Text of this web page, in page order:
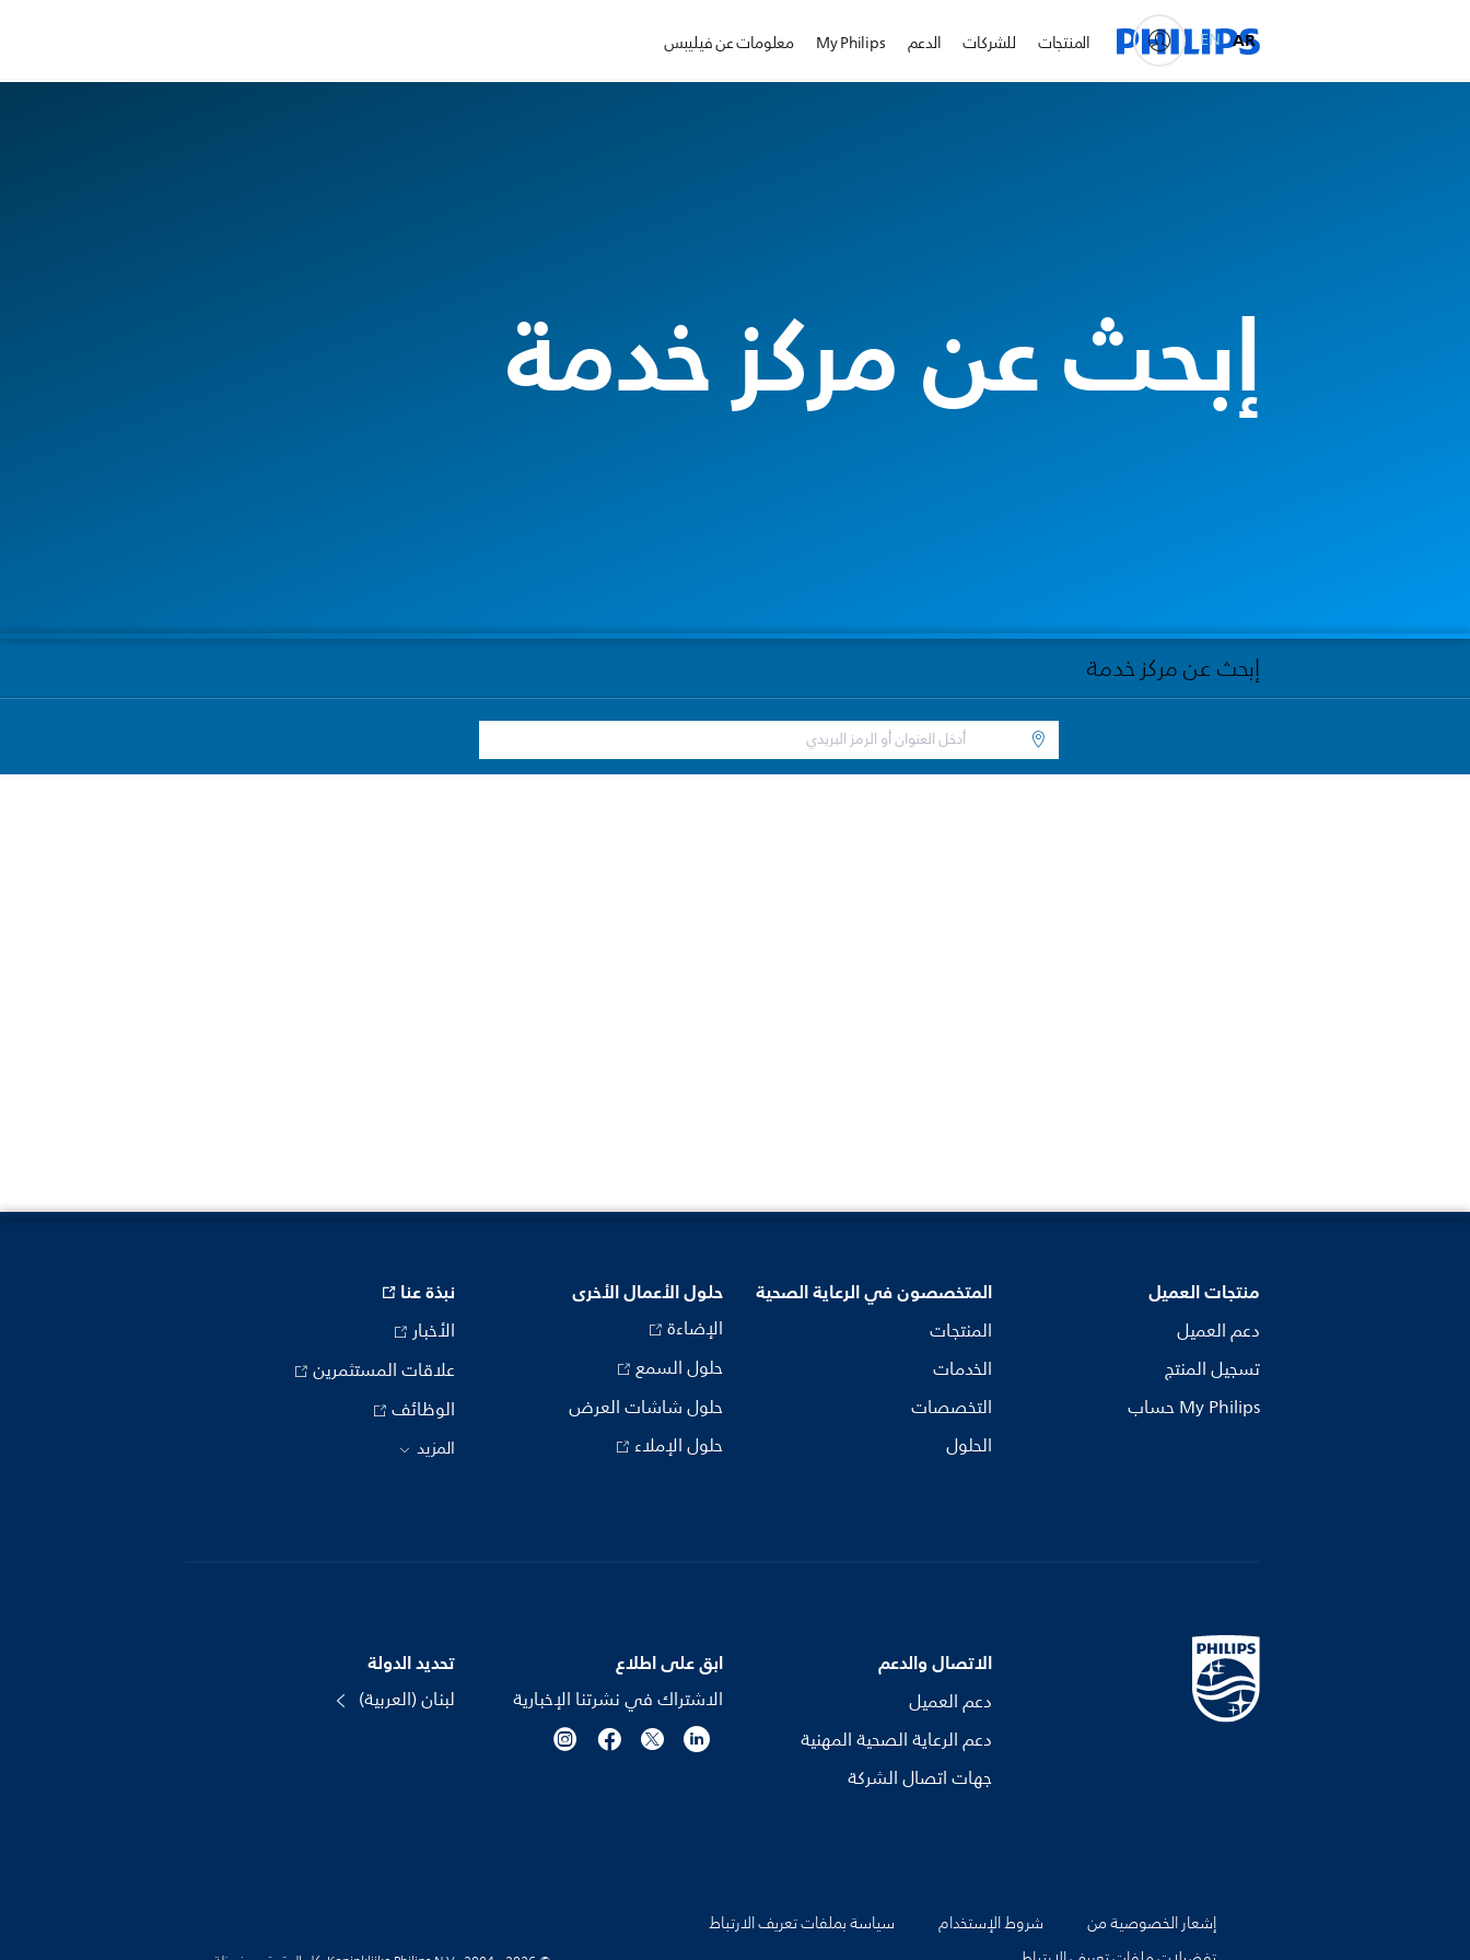
المنتجات للشركات الدعم My Philips معلومات عن فيليبس AR
EN
إبحث عن مركز خدمة
إبحث عن مركز خدمة
منتجات العميل
دعم العميل
تسجيل المنتج
My Philips حساب
المتخصصون في الرعاية الصحية
المنتجات
الخدمات
التخصصات
الحلول
حلول الأعمال الأخرى
الإضاءة
حلول السمع
حلول شاشات العرض
حلول الإملاء
نبذة عنا
الأخبار
علاقات المستثمرين
الوظائف
المزيد
الاتصال والدعم
دعم العميل
دعم الرعاية الصحية المهنية
جهات اتصال الشركة
ابق على اطلاع
الاشتراك في نشرتنا الإخبارية
تحديد الدولة
لبنان (العربية)
إشعار الخصوصية من شروط الإستخدام
سياسة بملفات تعريف الارتباط